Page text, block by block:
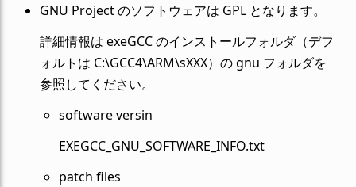
GNU Project のソフトウェアは GPL となります。
詳細情報は exeGCC のインストールフォルダ（デフ
ォルトは C:\GCC4\ARM\sXXX）の gnu フォルダを
参照してください。
software versin
EXEGCC_GNU_SOFTWARE_INFO.txt
patch files